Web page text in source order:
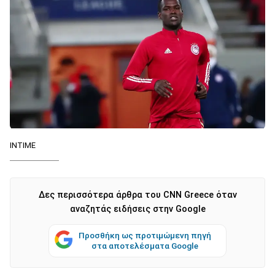
ΙΝΤΙΜΕ
Δες περισσότερα άρθρα του CNN Greece όταν
αναζητάς ειδήσεις στην Google
Προσθήκη ως προτιμώμενη πηγή
στα αποτελέσματα Google